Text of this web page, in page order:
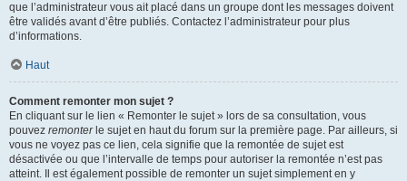
que l’administrateur vous ait placé dans un groupe dont les messages doivent
être validés avant d’être publiés. Contactez l’administrateur pour plus
d’informations.
Haut
Comment remonter mon sujet ?
En cliquant sur le lien « Remonter le sujet » lors de sa consultation, vous
pouvez remonterle sujet en haut du forum sur la première page. Par ailleurs, si
vous ne voyez pas ce lien, cela signifie que la remontée de sujet est
désactivée ou que l’intervalle de temps pour autoriser la remontée n’est pas
atteint. Il est également possible de remonter un sujet simplement en y